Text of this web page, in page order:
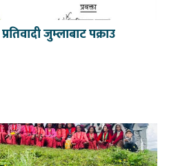
जुम्लाबाट पक्राउ